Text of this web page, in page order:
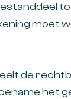
moet
de
het